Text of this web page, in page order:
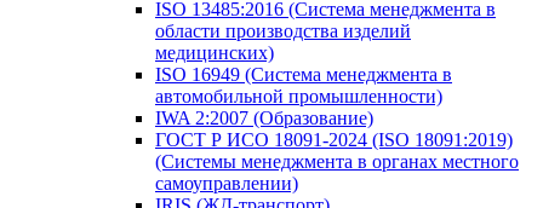
ISO 13485:2016 (Система менеджмента в
области производства изделий
медицинских)
ISO 16949 (Система менеджмента в
автомобильной промышленности)
IWA 2:2007 (Образование)
ГОСТ Р ИСО 18091-2024 (ISO 18091:2019)
(Системы менеджмента в органах местного
самоуправлении)